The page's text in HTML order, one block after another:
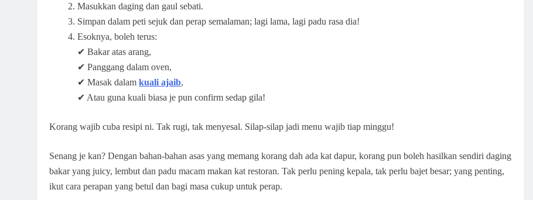
Masukkan daging dan gaul sebati.
Simpan dalam peti sejuk dan perap semalaman; lagi lama, lagi padu rasa dia!
Esoknya, boleh terus:
✔ Bakar atas arang,
✔ Panggang dalam oven,
✔ Masak dalam kuali ajaib,
✔ Atau guna kuali biasa je pun confirm sedap gila!
Korang wajib cuba resipi ni. Tak rugi, tak menyesal. Silap-silap jadi menu wajib tiap minggu!
Senang je kan? Dengan bahan-bahan asas yang memang korang dah ada kat dapur, korang pun boleh hasilkan sendiri daging
bakar yang juicy, lembut dan padu macam makan kat restoran. Tak perlu pening kepala, tak perlu bajet besar; yang penting,
ikut cara perapan yang betul dan bagi masa cukup untuk perap.